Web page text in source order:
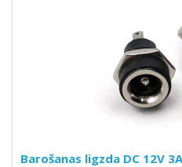
Barošanas ligzda DC 12V